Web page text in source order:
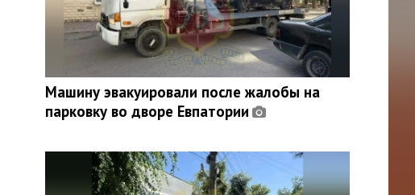
Машину эвакуировали после жалобы на
парковку во дворе Евпатории